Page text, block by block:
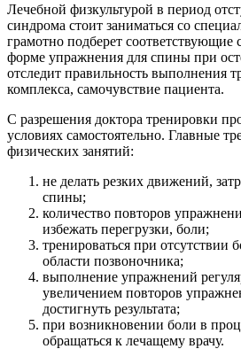
Лечебной физкультурой в период
синдрома стоит заниматься со
грамотно подберет соответствующие
форме упражнения для спины при
отследит правильность выполнения
комплекса, самочувствие пациента.
С разрешения доктора тренировки
условиях самостоятельно. Главные
физических занятий:
не делать резких движений,
спины;
количество повторов
избежать перегрузки, боли;
тренироваться при
области позвоночника;
выполнение упражнений
увеличением повторов
достигнуть результата;
при возникновении боли в
обращаться к лечащему врачу.